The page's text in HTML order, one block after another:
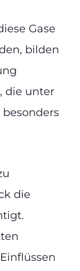
Gase
bilden
die unter
die